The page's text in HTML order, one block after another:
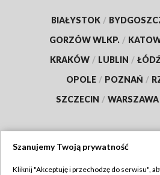
BIAŁYSTOK /
GORZÓW WLKP. /
KRAKÓW / LUBLIN /
OPOLE / POZNAŃ /
SZCZECIN / WARSZAWA
Szanujemy Twoją prywatność
Kliknij "Akceptuję i przechodzę do serwisu",